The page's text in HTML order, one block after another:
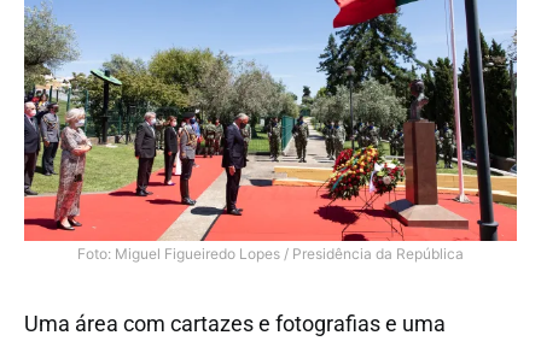
Foto: Miguel Figueiredo Lopes / Presidência da República
Uma área com cartazes e fotografias e uma